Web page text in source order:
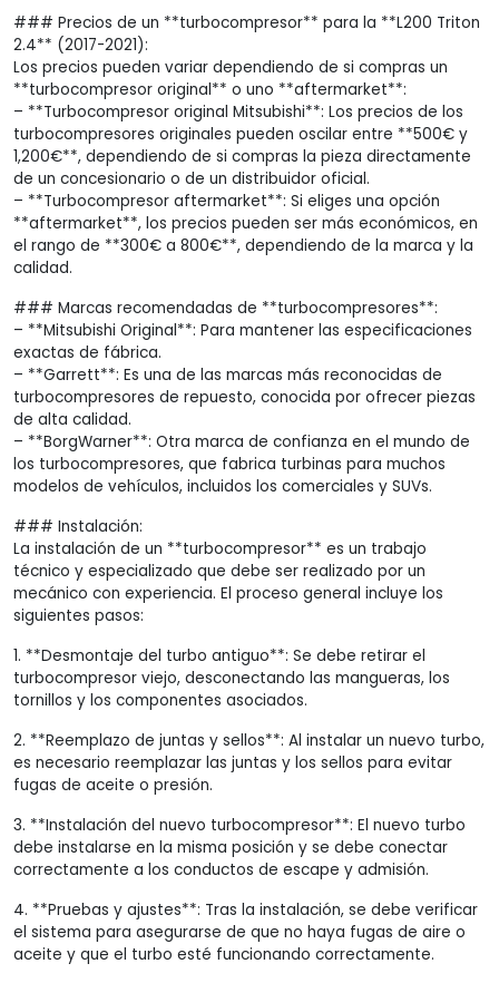
### Precios de un **turbocompresor** para la **L200 Triton
2.4** (2017-2021):
Los precios pueden variar dependiendo de si compras un
**turbocompresor original** o uno **aftermarket**:
– **Turbocompresor original Mitsubishi**: Los precios de los
turbocompresores originales pueden oscilar entre **500€ y
1,200€**, dependiendo de si compras la pieza directamente
de un concesionario o de un distribuidor oficial.
– **Turbocompresor aftermarket**: Si eliges una opción
**aftermarket**, los precios pueden ser más económicos, en
el rango de **300€ a 800€**, dependiendo de la marca y la
calidad.
### Marcas recomendadas de **turbocompresores**:
– **Mitsubishi Original**: Para mantener las especificaciones
exactas de fábrica.
– **Garrett**: Es una de las marcas más reconocidas de
turbocompresores de repuesto, conocida por ofrecer piezas
de alta calidad.
– **BorgWarner**: Otra marca de confianza en el mundo de
los turbocompresores, que fabrica turbinas para muchos
modelos de vehículos, incluidos los comerciales y SUVs.
### Instalación:
La instalación de un **turbocompresor** es un trabajo
técnico y especializado que debe ser realizado por un
mecánico con experiencia. El proceso general incluye los
siguientes pasos:
1. **Desmontaje del turbo antiguo**: Se debe retirar el
turbocompresor viejo, desconectando las mangueras, los
tornillos y los componentes asociados.
2. **Reemplazo de juntas y sellos**: Al instalar un nuevo turbo,
es necesario reemplazar las juntas y los sellos para evitar
fugas de aceite o presión.
3. **Instalación del nuevo turbocompresor**: El nuevo turbo
debe instalarse en la misma posición y se debe conectar
correctamente a los conductos de escape y admisión.
4. **Pruebas y ajustes**: Tras la instalación, se debe verificar
el sistema para asegurarse de que no haya fugas de aire o
aceite y que el turbo esté funcionando correctamente.